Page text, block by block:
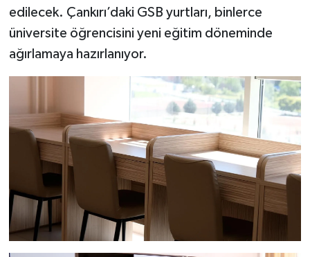
edilecek. Çankırı’daki GSB yurtları, binlerce
üniversite öğrencisini yeni eğitim döneminde
ağırlamaya hazırlanıyor.